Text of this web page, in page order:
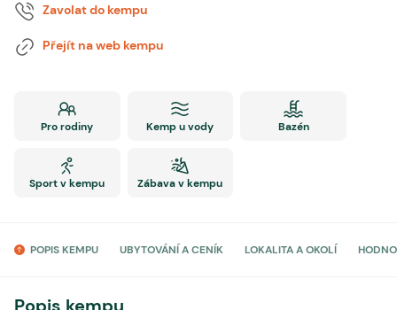
Zavolat do kempu
Přejít na web kempu
Pro rodiny Kemp u vody Bazén
Sport v kempu Zábava v kempu
POPIS KEMPU UBYTOVÁNÍ A CENÍK LOKALITA A OKOLÍ